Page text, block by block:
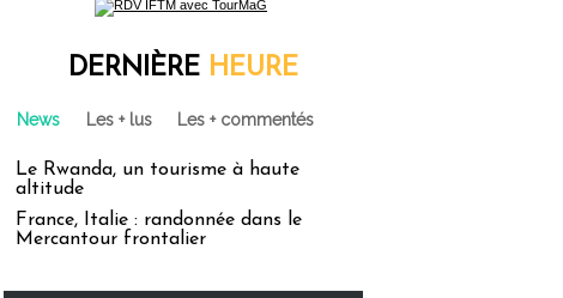
DERNIÈRE HEURE
News Les + lus Les + commentés
Le Rwanda, un tourisme à haute
altitude
France, Italie : randonnée dans le
Mercantour frontalier